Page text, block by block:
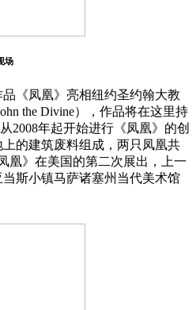
场
《凤凰》亮相纽约圣约翰大教
the Divine），作品将在这里持
2008年起开始进行《凤凰》的创
的建筑废料组成，两只凤凰共
凰》在美国的第二次展出，上一
斯小镇马萨诸塞州当代美术馆